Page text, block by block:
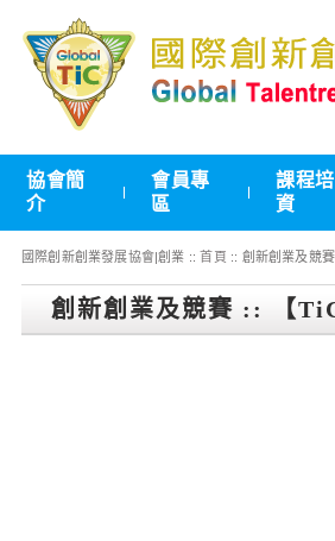
協會簡
介
會員專
區
課程
資
國際創新創業發展協會|創業 ::首頁 :: 創新創業及競
創新創業及競賽 :: 【